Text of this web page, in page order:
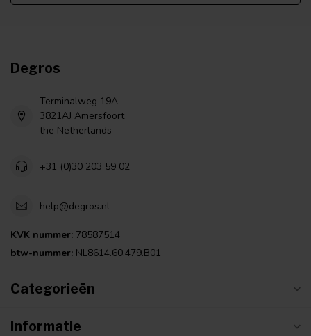
Degros
Terminalweg 19A
3821AJ Amersfoort
the Netherlands
+31 (0)30 203 59 02
help@degros.nl
KVK nummer: 78587514
btw-nummer: NL8614.60.479.B01
Categorieën
Informatie